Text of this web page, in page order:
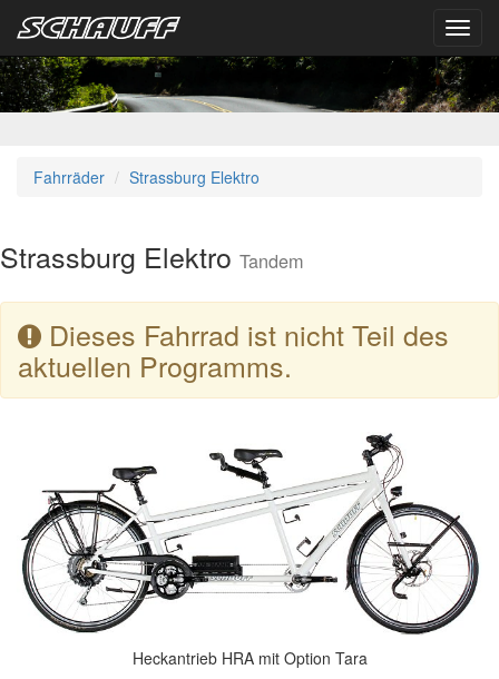
Fahrräder Strassburg Elektro
Strassburg Elektro Tandem
Dieses Fahrrad ist nicht Teil des
aktuellen Programms.
Heckantrieb HRA mit Option Tara